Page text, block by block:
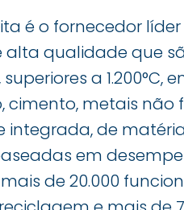
é o fornecedor
alta qualidade que
a
cimento, metais não
integrada, de
em
de 20.000